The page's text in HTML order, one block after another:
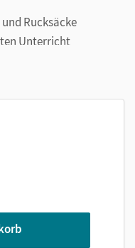
Rucksäcke
Unterricht